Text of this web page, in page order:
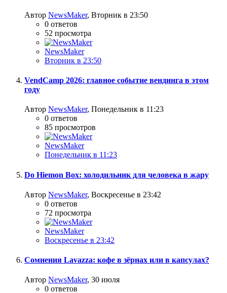
Автор NewsMaker, Вторник в 23:50
0 ответов
52 просмотра
NewsMaker
Вторник в 23:50
VendCamp 2026: главное событие вендинга в этом
году
Автор NewsMaker, Понедельник в 11:23
0 ответов
85 просмотров
NewsMaker
Понедельник в 11:23
Do Hiemon Box: холодильник для человека в жару
Автор NewsMaker, Воскресенье в 23:42
0 ответов
72 просмотра
NewsMaker
Воскресенье в 23:42
Сомнения Lavazza: кофе в зёрнах или в капсулах?
Автор NewsMaker, 30 июля
0 ответов